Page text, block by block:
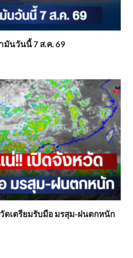
มันวันนี้ 7 ส.ค. 69
ดเตรียมรับมือ มรสุม-ฝนตกหนัก